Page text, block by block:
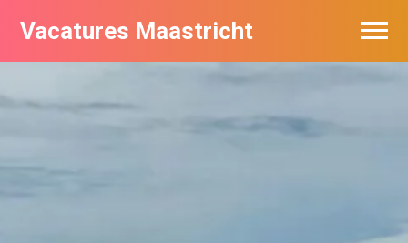
Vacatures Maastricht
Vacatures per bedrijf in Maastricht
De populairste vacatures in Maastricht